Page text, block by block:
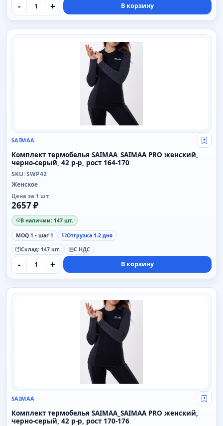
- + В корзину
SAIMAA
SAIMAA Свой
Комплект термобелья SAIMAA_SAIMAA PRO женский,
черно-серый, 42 р-р, рост 164-170
SKU: SWP42
Женское
Цена за 1 шт.
2657 ₽
В наличии: 147 шт.
MOQ 1 • шаг 1
Отгрузка 1-2 дня
Склад: 147 шт.
С НДС
- + В корзину
SAIMAA
SAIMAA Свой
Комплект термобелья SAIMAA_SAIMAA PRO женский,
черно-серый, 42 р-р, рост 170-176